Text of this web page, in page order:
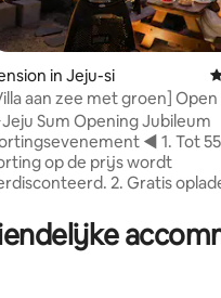
van 4,98 op 5, 613
in Jeju-si
aan zee met groen] Open
Verblijf 'Geheim van
Sum Opening Jubileum
◀ 1. Tot
op de prijs wordt
2. Gratis opladen van
verblijf "Jeju Sum", een
verblijf dat verborgen